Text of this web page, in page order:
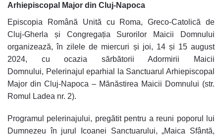
Arhiepiscopal Major din Cluj-Napoca
Episcopia Română Unită cu Roma, Greco-Catolică de
Cluj-Gherla și Congregația Surorilor Maicii Domnului
organizează, în zilele de miercuri și joi, 14 și 15 august
2024, cu ocazia sărbătorii Adormirii Maicii
Domnului, Pelerinajul eparhial la Sanctuarul Arhiepiscopal
Major din Cluj-Napoca – Mănăstirea Maicii Domnului (str.
Romul Ladea nr. 2).
Programul pelerinajului, pregătit pentru a reuni poporul lui
Dumnezeu în jurul Icoanei Sanctuarului, „Maica Sfântă,